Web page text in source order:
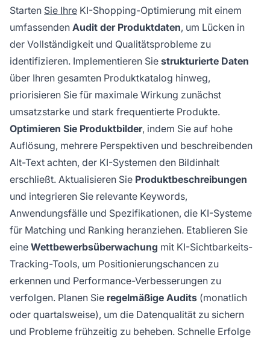
Starten Sie Ihre KI-Shopping-Optimierung mit einem
umfassenden Audit der Produktdaten, um Lücken in
der Vollständigkeit und Qualitätsprobleme zu
identifizieren. Implementieren Sie strukturierte Daten
über Ihren gesamten Produktkatalog hinweg,
priorisieren Sie für maximale Wirkung zunächst
umsatzstarke und stark frequentierte Produkte.
Optimieren Sie Produktbilder, indem Sie auf hohe
Auflösung, mehrere Perspektiven und beschreibenden
Alt-Text achten, der KI-Systemen den Bildinhalt
erschließt. Aktualisieren Sie Produktbeschreibungen
und integrieren Sie relevante Keywords,
Anwendungsfälle und Spezifikationen, die KI-Systeme
für Matching und Ranking heranziehen. Etablieren Sie
eine Wettbewerbsüberwachung mit KI-Sichtbarkeits-
Tracking-Tools, um Positionierungschancen zu
erkennen und Performance-Verbesserungen zu
verfolgen. Planen Sie regelmäßige Audits (monatlich
oder quartalsweise), um die Datenqualität zu sichern
und Probleme frühzeitig zu beheben. Schnelle Erfolge